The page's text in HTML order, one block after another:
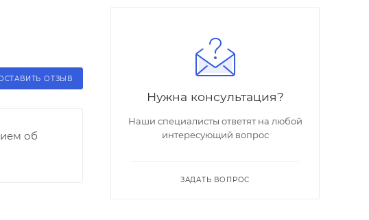
ОТЗЫВ
об
Нужна консультация?
Наши специалисты ответят на любой
интересующий вопрос
ЗАДАТЬ ВОПРОС